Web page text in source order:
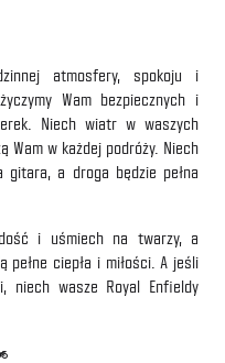
atmosfery, spokoju i
Wam bezpiecznych i
Niech wiatr w waszych
Wam w każdej podróży. Niech
a droga będzie pełna
i uśmiech na twarzy, a
pełne ciepła i miłości. A jeśli
niech wasze Royal Enfieldy